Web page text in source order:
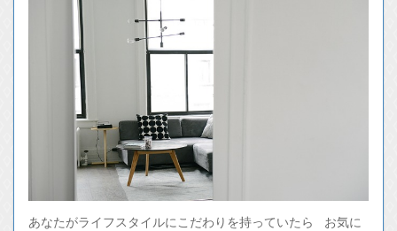
あなたがライフスタイルにこだわりを持っていたら お気に